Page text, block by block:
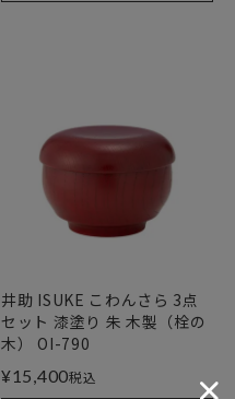
井助 ISUKE こわんさら 3点
セット 漆塗り 朱 木製（栓の
木） OI-790
¥15,400税込